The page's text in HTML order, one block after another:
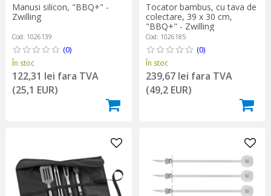
Manusi silicon, "BBQ+" -
Zwilling
Cod: 1026139
(0)
În stoc
122,31 lei fara TVA
(25,1 EUR)
Tocator bambus, cu tava de
colectare, 39 x 30 cm,
"BBQ+" - Zwilling
Cod: 1026185
(0)
În stoc
239,67 lei fara TVA
(49,2 EUR)